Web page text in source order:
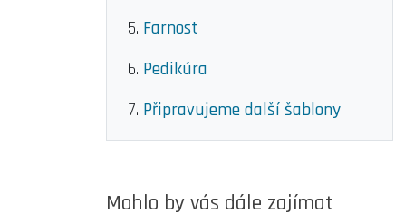
Farnost
Pedikúra
Připravujeme další šablony
Mohlo by vás dále zajímat